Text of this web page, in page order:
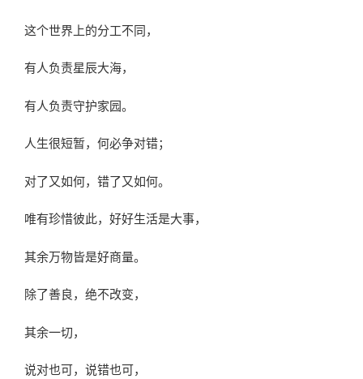
这个世界上的分工不同，
有人负责星辰大海，
有人负责守护家园。
人生很短暂，何必争对错；
对了又如何，错了又如何。
唯有珍惜彼此，好好生活是大事，
其余万物皆是好商量。
除了善良，绝不改变，
其余一切，
说对也可，说错也可，